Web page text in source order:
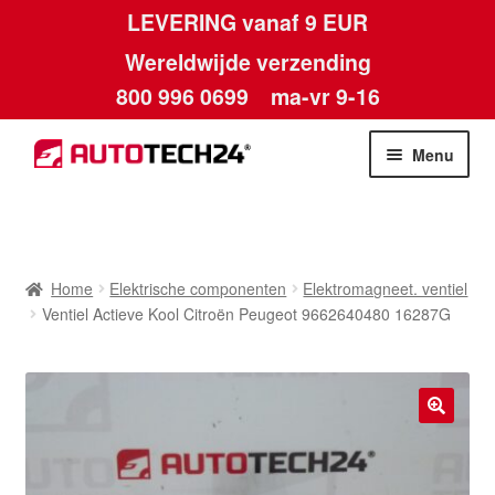
LEVERING vanaf 9 EUR
Wereldwijde verzending
800 996 0699 ma-vr 9-16
Ga
door
Ga
naar
Menu
Home Elektrische componenten
Elektromagneet. ventiel
Ventiel Actieve Kool Citroën Peugeot 9662640480 16287G